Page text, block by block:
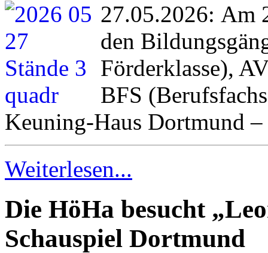
27.05.2026: Am
den
Förderklasse),
BFS
Keuning-Haus Dortmund
Weiterlesen...
Die HöHa besucht
Schauspiel Dortmund